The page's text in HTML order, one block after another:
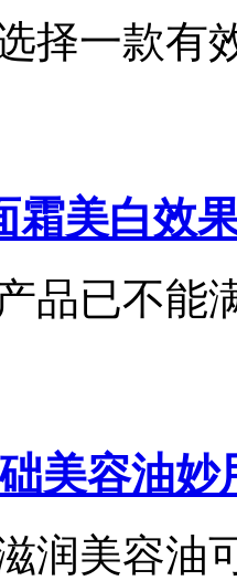
择一款有
霜美白效
品已不能
美容油妙
润美容油